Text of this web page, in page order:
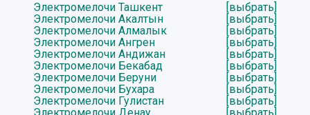
Электромелочи Ташкент
[выбрать]
Электромелочи Акалтын
[выбрать]
Электромелочи Алмалык
[выбрать]
Электромелочи Ангрен
[выбрать]
Электромелочи Андижан
[выбрать]
Электромелочи Бекабад
[выбрать]
Электромелочи Беруни
[выбрать]
Электромелочи Бухара
[выбрать]
Электромелочи Гулистан
[выбрать]